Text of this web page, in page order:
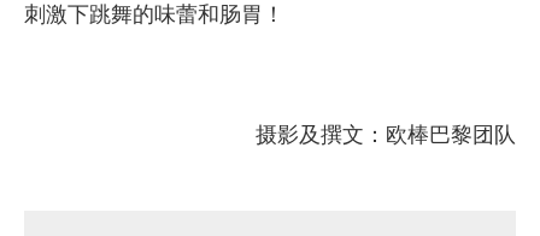
刺激下跳舞的味蕾和肠胃！
摄影及撰文：欧棒巴黎团队